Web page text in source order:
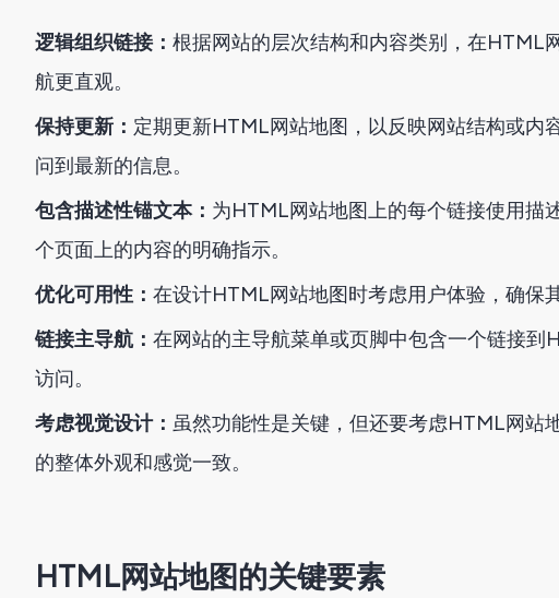
逻辑组织链接： 根据网站的层次结构和内容类别，在HTML
航更直观。
保持更新： 定期更新HTML网站地图，以反映网站结构或内
问到最新的信息。
包含描述性锚文本： 为HTML网站地图上的每个链接使用描
个页面上的内容的明确指示。
优化可用性： 在设计HTML网站地图时考虑用户体验，确保
链接主导航： 在网站的主导航菜单或页脚中包含一个链接
访问。
考虑视觉设计： 虽然功能性是关键，但还要考虑HTML网站
的整体外观和感觉一致。
HTML网站地图的关键要素